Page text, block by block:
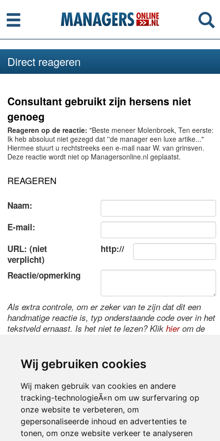
Wij gebruiken cookies
Wij maken gebruik van cookies en andere
tracking-technologieÃ«n om uw surfervaring op
onze website te verbeteren, om
gepersonaliseerde inhoud en advertenties te
tonen, om onze website verkeer te analyseren
Menu
Direct reageren
Consultant gebruikt zijn hersens niet
genoeg
Reageren op de reactie: "Beste meneer Molenbroek, Ten eerste:
Ik heb absoluut niet gezegd dat ''de manager een luxe artike..."
Hiermee stuurt u rechtstreeks een e-mail naar W. van grinsven.
Deze reactie wordt niet op Managersonline.nl geplaatst.
REAGEREN
Naam:
E-mail:
URL: (niet
verplicht)
http://
Reactie/opmerking
Als extra controle, om er zeker van te zijn dat dit een
handmatige reactie is, typ onderstaande code over in het
tekstveld ernaast. Is het niet te lezen? Klik hierom de